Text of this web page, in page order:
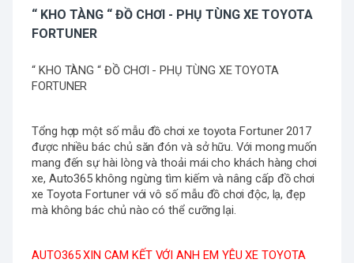
“ KHO TÀNG “ ĐỒ CHƠI - PHỤ TÙNG XE TOYOTA
FORTUNER
“ KHO TÀNG “ ĐỒ CHƠI - PHỤ TÙNG XE TOYOTA
FORTUNER
Tổng hợp một số mẫu đồ chơi xe toyota Fortuner 2017
được nhiều bác chủ săn đón và sở hữu. Với mong muốn
mang đến sự hài lòng và thoải mái cho khách hàng chơi
xe, Auto365 không ngừng tìm kiếm và nâng cấp đồ chơi
xe Toyota Fortuner với vô số mẫu đồ chơi độc, lạ, đẹp
mà không bác chủ nào có thể cưỡng lại.
AUTO365 XIN CAM KẾT VỚI ANH EM YÊU XE TOYOTA